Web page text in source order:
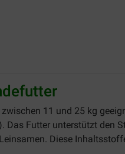
11 und 25 kg
Futter unterstützt den
Diese